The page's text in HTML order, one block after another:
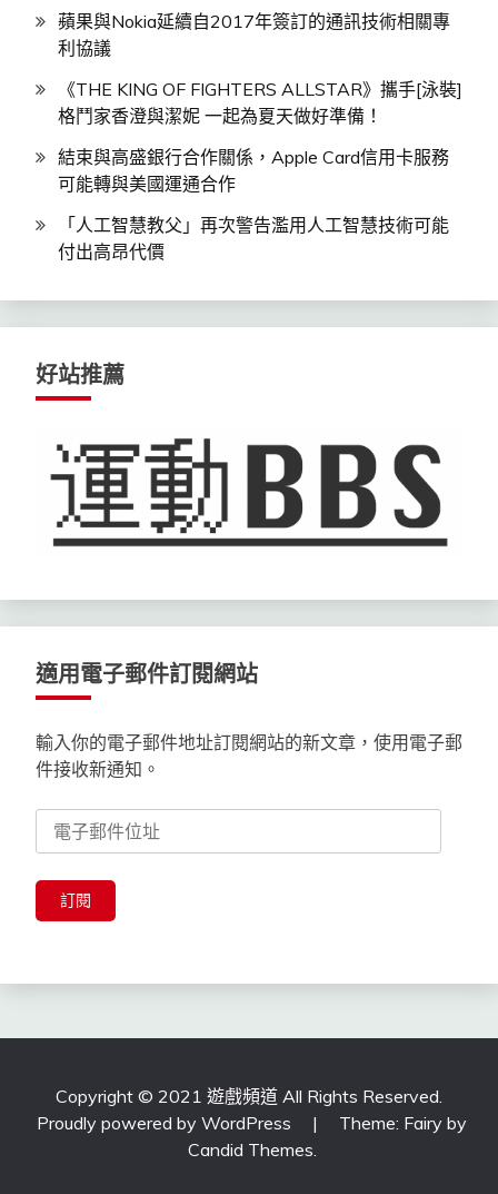
蘋果與Nokia延續自2017年簽訂的通訊技術相關專
利協議
《THE KING OF FIGHTERS ALLSTAR》攜手[泳裝]
格鬥家香澄與潔妮 一起為夏天做好準備！
結束與高盛銀行合作關係，Apple Card信用卡服務
可能轉與美國運通合作
「人工智慧教父」再次警告濫用人工智慧技術可能
付出高昂代價
好站推薦
適用電子郵件訂閱網站
輸入你的電子郵件地址訂閱網站的新文章，使用電子郵
件接收新通知。
子
位
訂閱
Copyright © 2021 遊戲頻道 All Rights Reserved.
Proudly powered by WordPress
|
Theme: Fairy by
Candid Themes